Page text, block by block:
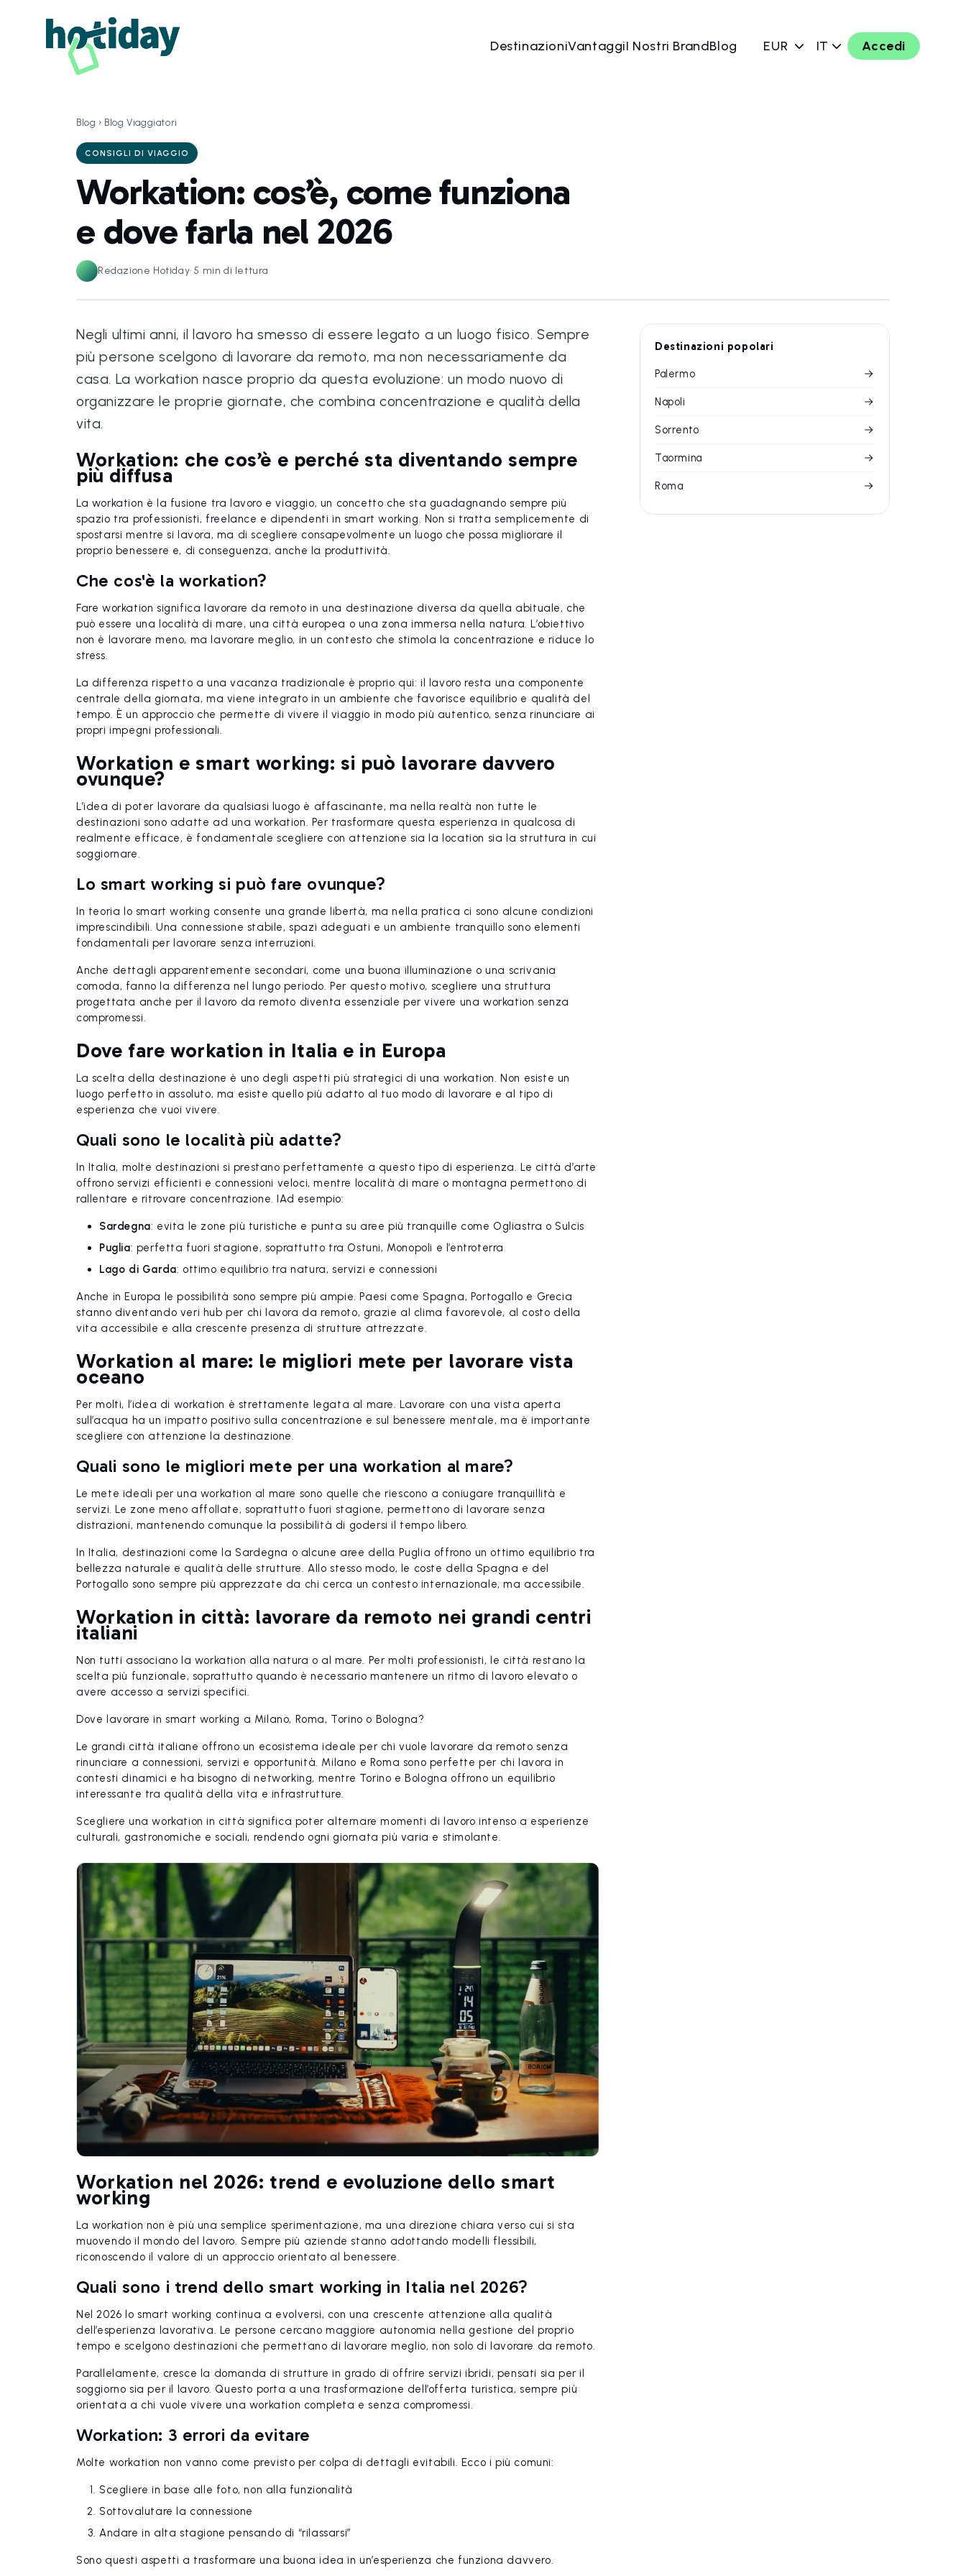
DestinazioniVantaggiI Nostri BrandBlog EUR IT Accedi
Blog › Blog Viaggiatori
CONSIGLI DI VIAGGIO
Workation: cos’è, come funziona
e dove farla nel 2026
Redazione Hotiday·5 min di lettura
Negli ultimi anni, il lavoro ha smesso di essere legato a un luogo fisico. Sempre
più persone scelgono di lavorare da remoto, ma non necessariamente da
casa. La workation nasce proprio da questa evoluzione: un modo nuovo di
organizzare le proprie giornate, che combina concentrazione e qualità della
vita.
Workation: che cos’è e perché sta diventando sempre
più diffusa
La workation è la fusione tra lavoro e viaggio, un concetto che sta guadagnando sempre più
spazio tra professionisti, freelance e dipendenti in smart working. Non si tratta semplicemente di
spostarsi mentre si lavora, ma di scegliere consapevolmente un luogo che possa migliorare il
proprio benessere e, di conseguenza, anche la produttività.
Che cos'è la workation?
Fare workation significa lavorare da remoto in una destinazione diversa da quella abituale, che
può essere una località di mare, una città europea o una zona immersa nella natura. L’obiettivo
non è lavorare meno, ma lavorare meglio, in un contesto che stimola la concentrazione e riduce lo
stress.
La differenza rispetto a una vacanza tradizionale è proprio qui: il lavoro resta una componente
centrale della giornata, ma viene integrato in un ambiente che favorisce equilibrio e qualità del
tempo. È un approccio che permette di vivere il viaggio in modo più autentico, senza rinunciare ai
propri impegni professionali.
Workation e smart working: si può lavorare davvero
ovunque?
L’idea di poter lavorare da qualsiasi luogo è affascinante, ma nella realtà non tutte le
destinazioni sono adatte ad una workation. Per trasformare questa esperienza in qualcosa di
realmente efficace, è fondamentale scegliere con attenzione sia la location sia la struttura in cui
soggiornare.
Lo smart working si può fare ovunque?
In teoria lo smart working consente una grande libertà, ma nella pratica ci sono alcune condizioni
imprescindibili. Una connessione stabile, spazi adeguati e un ambiente tranquillo sono elementi
fondamentali per lavorare senza interruzioni.
Anche dettagli apparentemente secondari, come una buona illuminazione o una scrivania
comoda, fanno la differenza nel lungo periodo. Per questo motivo, scegliere una struttura
progettata anche per il lavoro da remoto diventa essenziale per vivere una workation senza
compromessi.
Dove fare workation in Italia e in Europa
La scelta della destinazione è uno degli aspetti più strategici di una workation. Non esiste un
luogo perfetto in assoluto, ma esiste quello più adatto al tuo modo di lavorare e al tipo di
esperienza che vuoi vivere.
Quali sono le località più adatte?
In Italia, molte destinazioni si prestano perfettamente a questo tipo di esperienza. Le città d’arte
offrono servizi efficienti e connessioni veloci, mentre località di mare o montagna permettono di
rallentare e ritrovare concentrazione. IAd esempio:
Sardegna: evita le zone più turistiche e punta su aree più tranquille come Ogliastra o Sulcis
Puglia: perfetta fuori stagione, soprattutto tra Ostuni, Monopoli e l’entroterra
Lago di Garda: ottimo equilibrio tra natura, servizi e connessioni
Anche in Europa le possibilità sono sempre più ampie. Paesi come Spagna, Portogallo e Grecia
stanno diventando veri hub per chi lavora da remoto, grazie al clima favorevole, al costo della
vita accessibile e alla crescente presenza di strutture attrezzate.
Workation al mare: le migliori mete per lavorare vista
oceano
Per molti, l’idea di workation è strettamente legata al mare. Lavorare con una vista aperta
sull’acqua ha un impatto positivo sulla concentrazione e sul benessere mentale, ma è importante
scegliere con attenzione la destinazione.
Quali sono le migliori mete per una workation al mare?
Le mete ideali per una workation al mare sono quelle che riescono a coniugare tranquillità e
servizi. Le zone meno affollate, soprattutto fuori stagione, permettono di lavorare senza
distrazioni, mantenendo comunque la possibilità di godersi il tempo libero.
In Italia, destinazioni come la Sardegna o alcune aree della Puglia offrono un ottimo equilibrio tra
bellezza naturale e qualità delle strutture. Allo stesso modo, le coste della Spagna e del
Portogallo sono sempre più apprezzate da chi cerca un contesto internazionale, ma accessibile.
Workation in città: lavorare da remoto nei grandi centri
italiani
Non tutti associano la workation alla natura o al mare. Per molti professionisti, le città restano la
scelta più funzionale, soprattutto quando è necessario mantenere un ritmo di lavoro elevato o
avere accesso a servizi specifici.
Dove lavorare in smart working a Milano, Roma, Torino o Bologna?
Le grandi città italiane offrono un ecosistema ideale per chi vuole lavorare da remoto senza
rinunciare a connessioni, servizi e opportunità. Milano e Roma sono perfette per chi lavora in
contesti dinamici e ha bisogno di networking, mentre Torino e Bologna offrono un equilibrio
interessante tra qualità della vita e infrastrutture.
Scegliere una workation in città significa poter alternare momenti di lavoro intenso a esperienze
culturali, gastronomiche e sociali, rendendo ogni giornata più varia e stimolante.
Workation nel 2026: trend e evoluzione dello smart
working
La workation non è più una semplice sperimentazione, ma una direzione chiara verso cui si sta
muovendo il mondo del lavoro. Sempre più aziende stanno adottando modelli flessibili,
riconoscendo il valore di un approccio orientato al benessere.
Quali sono i trend dello smart working in Italia nel 2026?
Nel 2026 lo smart working continua a evolversi, con una crescente attenzione alla qualità
dell’esperienza lavorativa. Le persone cercano maggiore autonomia nella gestione del proprio
tempo e scelgono destinazioni che permettano di lavorare meglio, non solo di lavorare da remoto.
Parallelamente, cresce la domanda di strutture in grado di offrire servizi ibridi, pensati sia per il
soggiorno sia per il lavoro. Questo porta a una trasformazione dell’offerta turistica, sempre più
orientata a chi vuole vivere una workation completa e senza compromessi.
Workation: 3 errori da evitare
Molte workation non vanno come previsto per colpa di dettagli evitabili. Ecco i più comuni:
Scegliere in base alle foto, non alla funzionalità
Sottovalutare la connessione
Andare in alta stagione pensando di “rilassarsi”
Sono questi aspetti a trasformare una buona idea in un’esperienza che funziona davvero.
Destinazioni popolari
Palermo
Napoli
Sorrento
Taormina
Roma